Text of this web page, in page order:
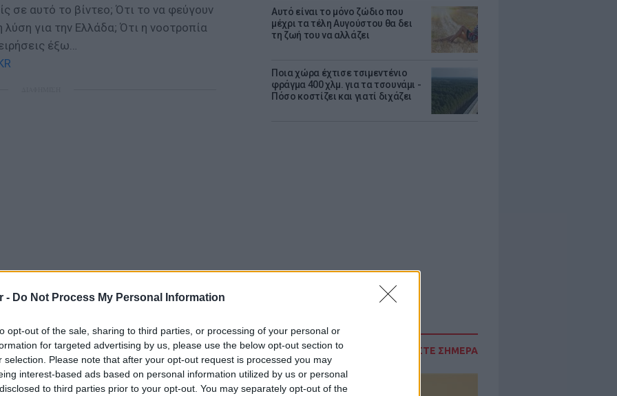
- Do Not Process My Personal Information
opt-out of the sale, sharing to third parties, or processing of your personal or
for targeted advertising by us, please use the below opt-out section to
selection. Please note that after your opt-out request is processed you may
interest-based ads based on personal information utilized by us or personal
to third parties prior to your opt-out. You may separately opt-out of the
Αυτό είναι το μόνο ζώδιο που
μέχρι τα τέλη Αυγούστου θα δει
τη ζωή του να αλλάζει
Ποια χώρα έχτισε τσιμεντένιο
φράγμα 400 χλμ. για τα τσουνάμι -
Πόσο κοστίζει και γιατί διχάζει
ΔΙΑΒΑΣΤΕ ΣΗΜΕΡΑ
σε αυτό το βίντεο; Ότι το να φεύγουν
λύση για την Ελλάδα; Ότι η νοοτροπία
έξω…